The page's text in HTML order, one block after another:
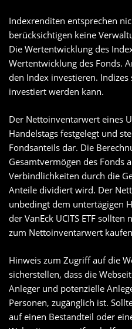
Indexrenditen entsprechen
berücksichtigen keine
Die Wertentwicklung des
Wertentwicklung des Fonds.
den Index investieren.
investiert werden kann.
Der Nettoinventarwert eines
Handelstags festgelegt und
Fondsanteils dar. Die
Gesamtvermögen des Fonds
Verbindlichkeiten durch die
Anteile dividiert wird. Der
unbedingt dem untertägigen
der VanEck UCITS ETF
zum Nettoinventarwert
Hinweis zum Zugriff auf die
sicherstellen, dass die
Anleger und potenzielle
Personen, zugänglich ist.
auf einen Bestandteil oder